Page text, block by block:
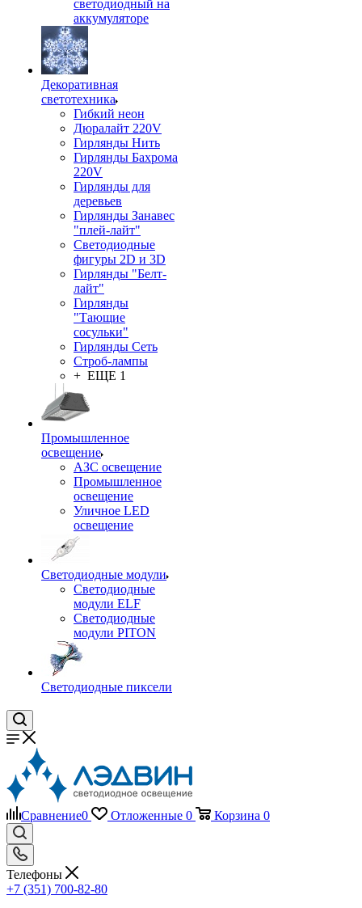
светодиодный на
аккумуляторе
Декоративная
светотехника
Гибкий неон
Дюралайт 220V
Гирлянды Нить
Гирлянды Бахрома
220V
Гирлянды для
деревьев
Гирлянды Занавес
"плей-лайт"
Светодиодные
фигуры 2D и 3D
Гирлянды "Белт-
лайт"
Гирлянды
"Тающие
сосульки"
Гирлянды Сеть
Строб-лампы
+ ЕЩЕ 1
Промышленное
освещение
АЗС освещение
Промышленное
освещение
Уличное LED
освещение
Светодиодные модули
Светодиодные
модули ELF
Светодиодные
модули PITON
Светодиодные пиксели
Сравнение0 Отложенные 0 Корзина 0
Телефоны
+7 (351) 700-82-80